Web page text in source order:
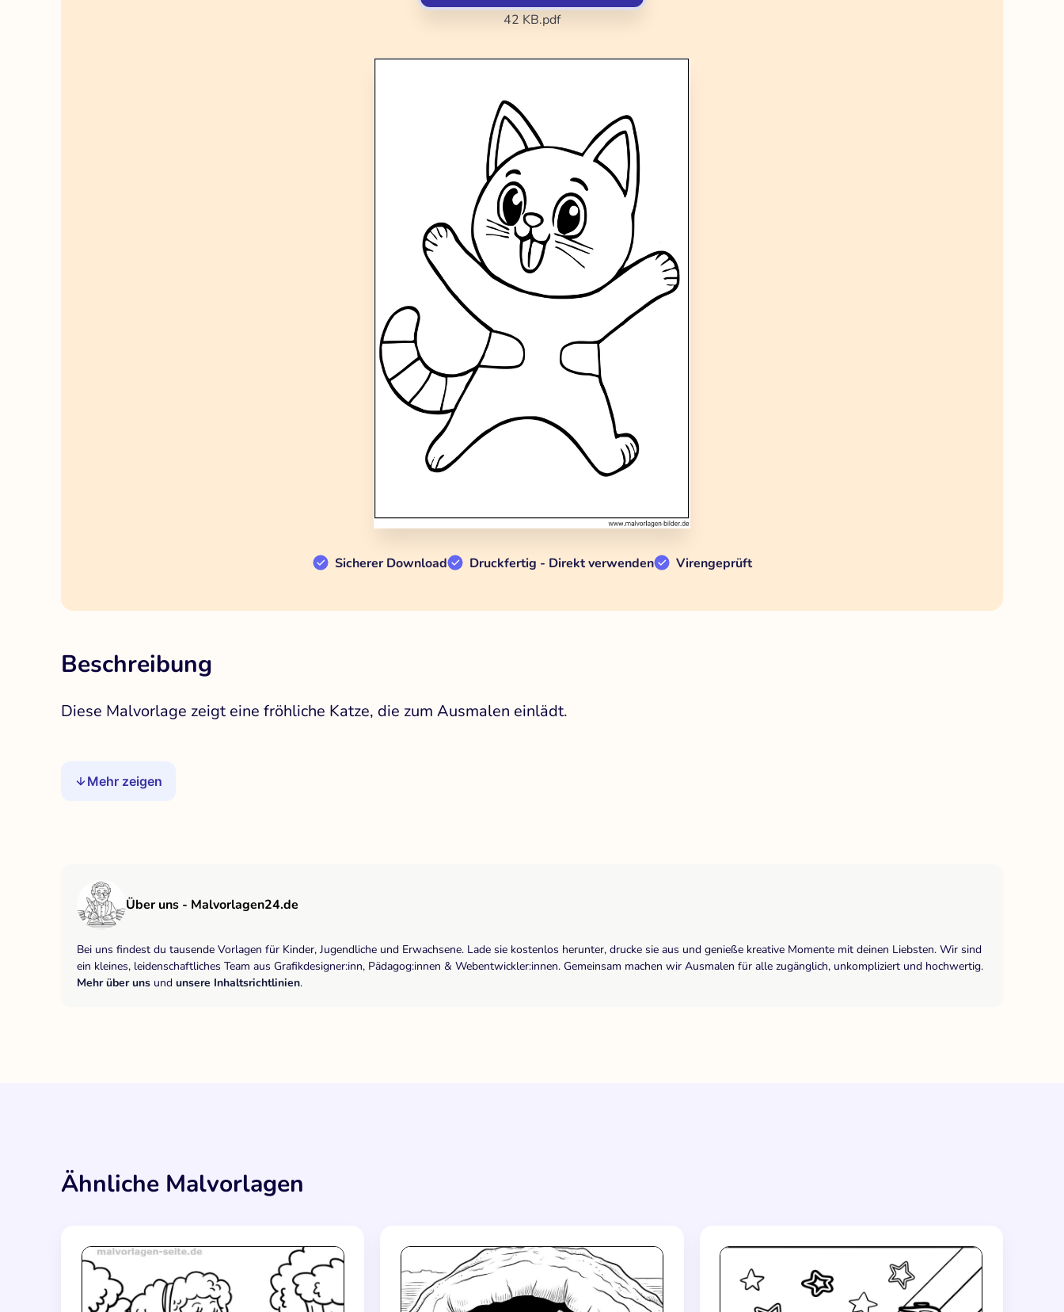
42 KB.pdf
Sicherer Download Druckfertig - Direkt verwenden Virengeprüft
Beschreibung
Diese Malvorlage zeigt eine fröhliche Katze, die zum Ausmalen einlädt.
Mehr zeigen
Über uns - Malvorlagen24.de
Bei uns findest du tausende Vorlagen für Kinder, Jugendliche und Erwachsene. Lade sie kostenlos herunter, drucke sie aus und genieße kreative Momente mit deinen Liebsten. Wir sind
ein kleines, leidenschaftliches Team aus Grafikdesigner:inn, Pädagog:innen & Webentwickler:innen. Gemeinsam machen wir Ausmalen für alle zugänglich, unkompliziert und hochwertig.
Mehr über uns und unsere Inhaltsrichtlinien.
Ähnliche Malvorlagen